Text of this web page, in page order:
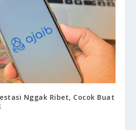
Nggak Ribet, Cocok Buat